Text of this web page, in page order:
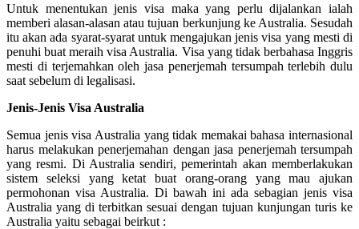
Untuk menentukan jenis visa maka yang perlu dijalankan ialah
memberi alasan-alasan atau tujuan berkunjung ke Australia. Sesudah
itu akan ada syarat-syarat untuk mengajukan jenis visa yang mesti di
penuhi buat meraih visa Australia. Visa yang tidak berbahasa Inggris
mesti di terjemahkan oleh jasa penerjemah tersumpah terlebih dulu
saat sebelum di legalisasi.
Jenis-Jenis Visa Australia
Semua jenis visa Australia yang tidak memakai bahasa internasional
harus melakukan penerjemahan dengan jasa penerjemah tersumpah
yang resmi. Di Australia sendiri, pemerintah akan memberlakukan
sistem seleksi yang ketat buat orang-orang yang mau ajukan
permohonan visa Australia. Di bawah ini ada sebagian jenis visa
Australia yang di terbitkan sesuai dengan tujuan kunjungan turis ke
Australia yaitu sebagai beirkut :